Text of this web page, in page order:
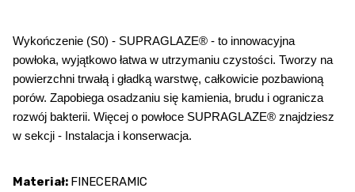
Wykończenie (S0) - SUPRAGLAZE® - to innowacyjna
powłoka, wyjątkowo łatwa w utrzymaniu czystości. Tworzy na
powierzchni trwałą i gładką warstwę, całkowicie pozbawioną
porów. Zapobiega osadzaniu się kamienia, brudu i ogranicza
rozwój bakterii. Więcej o powłoce SUPRAGLAZE® znajdziesz
w sekcji - Instalacja i konserwacja.
Materiał: FINECERAMIC